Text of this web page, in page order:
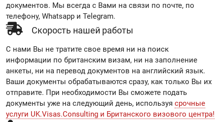
документов. Мы всегда с Вами на связи по почте, по
телефону, Whatsapp и Telegram.
Скорость нашей работы
С нами Вы не тратите свое время ни на поиск
информации по британским визам, ни на заполнение
анкеты, ни на перевод документов на английский язык.
Ваши документы обрабатываются сразу, как только Вы их
отправите. При необходимости Вы сможете подать
документы уже на следующий день, используя срочные
услуги UK.Visas.Consulting и Британского визового центра!